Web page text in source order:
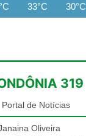
33°C 30°C
319
Portal de Notícias
Oliveira